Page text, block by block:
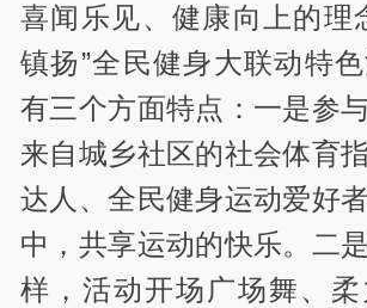
喜闻乐见、健康向上的理
镇扬”全民健身大联动特
有三个方面特点：一是参
来自城乡社区的社会体育
达人、全民健身运动爱好
中，共享运动的快乐。二
样，活动开场广场舞、